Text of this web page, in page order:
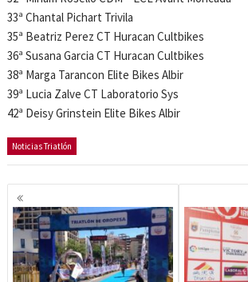
33ª Chantal Pichart Trivila
35ª Beatriz Perez CT Huracan Cultbikes
36ª Susana Garcia CT Huracan Cultbikes
38ª Marga Tarancon Elite Bikes Albir
39ª Lucia Zalve CT Laboratorio Sys
42ª Deisy Grinstein Elite Bikes Albir
Noticias Triatlón
Navegación
de
entradas